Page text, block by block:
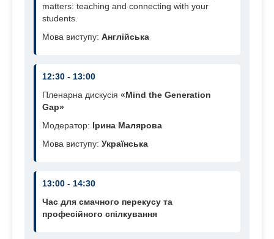
matters: teaching and connecting with your
students.
Мова виступу: Англійська
12:30 - 13:00
Пленарна дискусія «Mind the Generation
Gap»
Модератор: Ірина Малярова
Мова виступу: Українська
13:00 - 14:30
Час для смачного перекусу та
професійного спілкування